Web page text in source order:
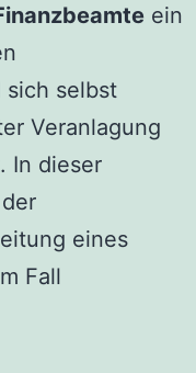
ein
selbst
Veranlagung
In dieser
eines
Fall